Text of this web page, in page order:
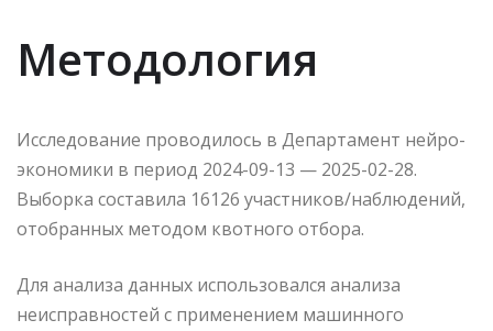
Методология
Исследование проводилось в Департамент нейро-
экономики в период 2024-09-13 — 2025-02-28.
Выборка составила 16126 участников/наблюдений,
отобранных методом квотного отбора.
Для анализа данных использовался анализа
неисправностей с применением машинного